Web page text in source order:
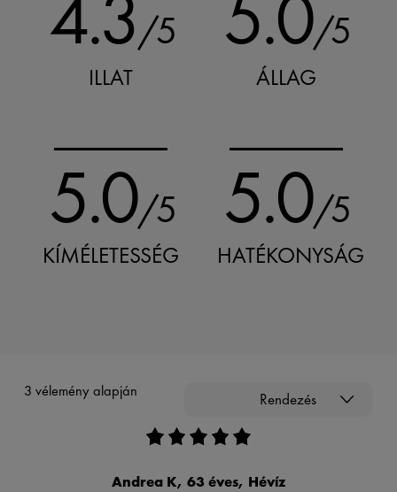
/5
ILLAT
/5
ÁLLAG
5.0/5
KÍMÉLETESSÉG
5.0/5
HATÉKONYSÁG
3 vélemény alapján Rendezés
Andrea K, 63 éves, Hévíz